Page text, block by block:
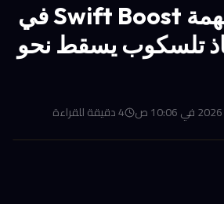
ناسا تطلق مهمة Swift Boost في
تلسكوب يسقط نحو
4دقيقة للقراءة